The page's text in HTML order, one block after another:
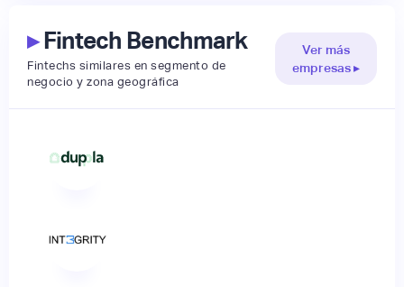
▸Fintech Benchmark
Fintechs similares en segmento de
negocio y zona geográfica
Ver más
empresas ▸